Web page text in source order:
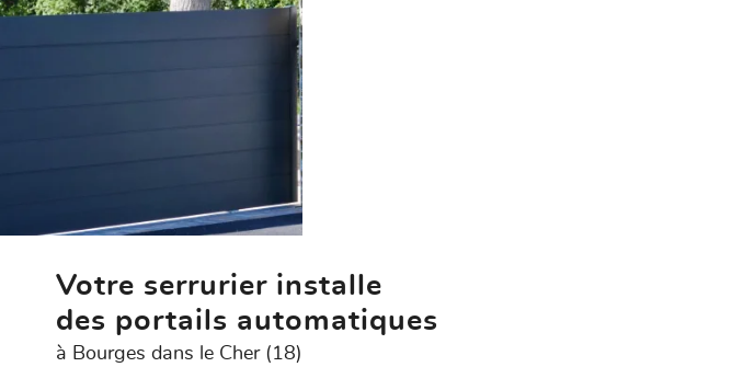
Votre serrurier installe
des portails automatiques
à Bourges dans le Cher (18)